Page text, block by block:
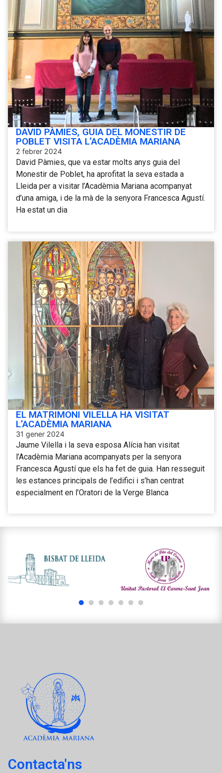
DAVID PÀMIES, GUIA DEL MONESTIR DE
POBLET VISITA L’ACADÈMIA MARIANA
2 febrer 2024
David Pàmies, que va estar molts anys guia del
Monestir de Poblet, ha aprofitat la seva estada a
Lleida per a visitar l’Acadèmia Mariana acompanyat
d’una amiga, i de la mà de la senyora Francesca Agustí.
Ha estat un dia
EL MATRIMONI VILELLA HA VISITAT
L’ACADÈMIA MARIANA
31 gener 2024
Jaume Vilella i la seva esposa Alícia han visitat
l’Acadèmia Mariana acompanyats per la senyora
Francesca Agustí que els ha fet de guia. Han resseguit
les estances principals de l’edifici i s’han centrat
especialment en l’Oratori de la Verge Blanca
Contacta'ns